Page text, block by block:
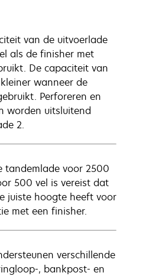
van de uitvoerlade
als de finisher met
De capaciteit van
wanneer de
Perforeren en
worden uitsluitend
2.
tandemlade voor 2500
500 vel is vereist dat
juiste hoogte heeft voor
met een finisher.
verschillende
, bankpost- en